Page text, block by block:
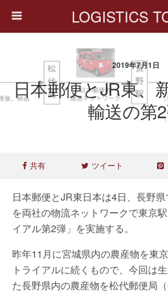
LOGISTICS
2019年7月1日
日本郵便とJR東、
輸送の第
共有 ツイート
日本郵便とJR東日本は4日、長野
を両社の物流ネットワークで東京
イアル第2弾」を実施する。
昨年11月に宮城県内の農産物を東
トライアルに続くもので、今回は
た長野県内の農産物を松代郵便局